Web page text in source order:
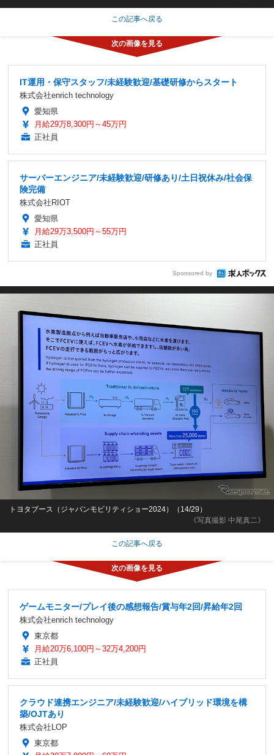
この記事へ戻る
IT運用・保守スタッフ/未経験歓迎/基礎研修からスタート
株式会社enrich technology
愛知県
月給29万8,300円～45万円
正社員
サーバーエンジニア/未経験歓迎/研修あり/土日祝休み/社会保
険完備
株式会社RIOT
愛知県
月給29万3,500円～55万円
正社員
Sponsored by
《写真撮影 中尾真二》
トヨタブース（ジャパンモビリティショー2024）（14/29）
この記事へ戻る
ゲームモニター/プレイ後の感想報告/賞与年2回/昇給年2回
株式会社enrich technology
東京都
月給20万6,100円～32万4,200円
正社員
クラウド連携エンジニア/未経験歓迎/ハイブリッド環境を構
築/OJTあり
株式会社LOP
東京都